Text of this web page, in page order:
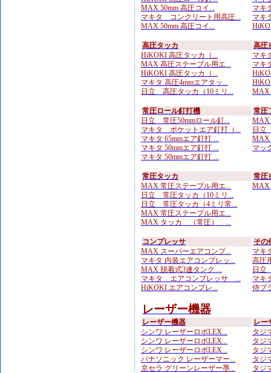
MAX 50mm 高圧コイ...
マキタ コンクリート用高圧...
MAX 50mm 高圧コイ...
マキ
マキ
高圧タッカ
HiKOKI 高圧タッカ（...
MAX 高圧ステープル用エ...
HiKOKI 高圧タッカ（...
マキタ 高圧4mmエアタッ...
日立 高圧タッカ（10ミリ...
高圧
マキ
マキ
MAX
常圧ロール釘打機
日立 常圧50mmロール釘...
マキタ ポケットエア釘打（...
マキタ 65mmエア釘打 ...
マキタ 50mmエア釘打 ...
マキタ 50mmエア釘打 ...
常圧
MAX
日立
MAX
マッ
常圧タッカ
MAX 常圧ステープル用エ...
日立 常圧タッカ（10ミリ...
日立 常圧タッカ（4ミリ常...
MAX 常圧ステープル用エ...
MAX タッカ （常圧） ...
常圧
MAX
コンプレッサ
MAX スーパーエアコンプ...
マキタ 内装エアコンプレッ...
MAX 脱着式3連タンク ...
マキタ エアコンプレッサ ...
HiKOKI エアコンプレ...
その
マキ
高圧
日立
マキ
侍ブ
レーザー機器
レーザー機器
シンワ レーザーロボLEX...
シンワ レーザーロボLEX...
シンワ レーザーロボLEX...
パナソニック レーザーマー...
京セラ グリーンレーザー墨...
レー
タジ
タジ
タジ
タジ
タジ